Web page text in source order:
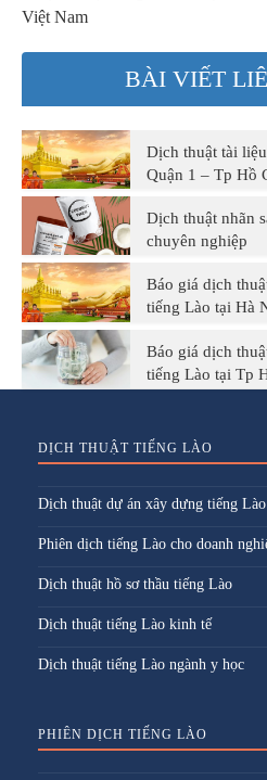
Việt Nam
BÀI VIẾT
Dịch thuật tài
Quận 1 – Tp Hồ
Dịch thuật nhãn
chuyên nghiệp
Báo giá dịch
tiếng Lào tại Hà
Báo giá dịch
tiếng Lào tại Tp
DỊCH THUẬT TIẾNG LÀO
Dịch thuật dự án xây dựng tiếng Lào
Phiên dịch tiếng Lào cho doanh
Dịch thuật hồ sơ thầu tiếng Lào
Dịch thuật tiếng Lào kinh tế
Dịch thuật tiếng Lào ngành y học
PHIÊN DỊCH TIẾNG LÀO